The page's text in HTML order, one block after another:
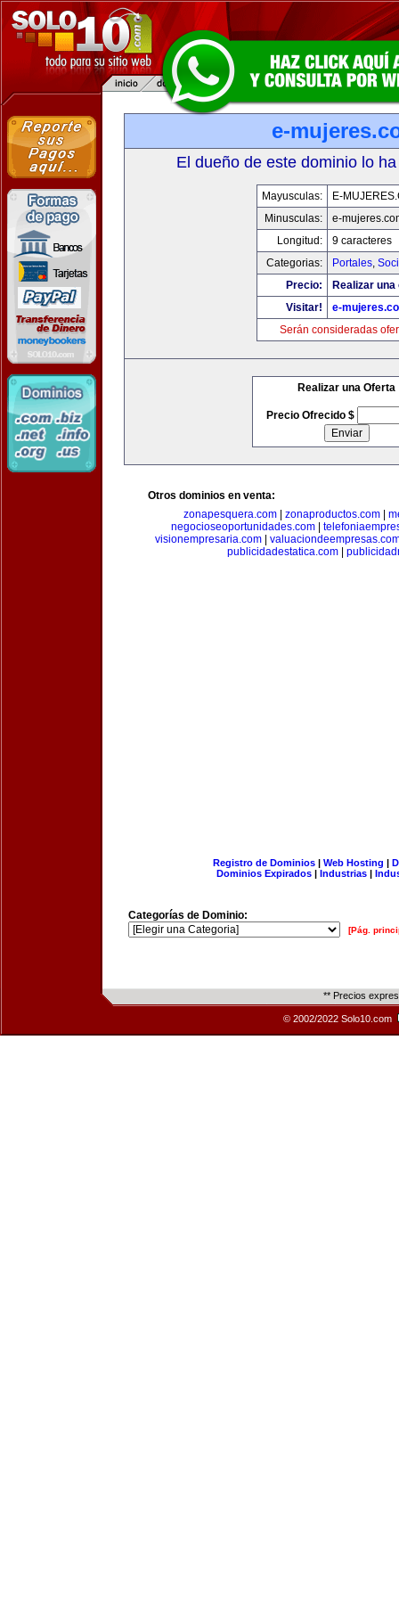
e-
El dueño de este dominio lo
Mayusculas:
E-
Minusculas:
e-
Longitud:
9 caracteres
Categorias:
Portales,
Precio:
Realizar
Visitar!
e-
Serán consideradas
Realizar una Oferta
Precio Ofrecido $
Otros dominios en venta:
zonapesquera.com| zonaproductos.com|
negocioseoportunidades.com
visionempresaria.com
publicidadestatica.com
Registro de Dominios| Web Hosting |
Dominios Expirados | Industrias |
Categorías de Dominio:
[Pág.
** Precios
© 2002/2022 Solo10.com